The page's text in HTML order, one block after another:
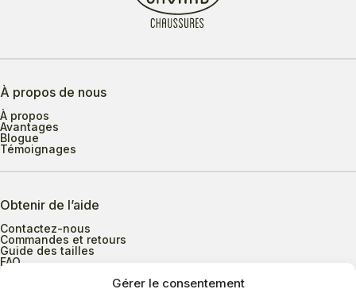
Gérer le consentement
À propos de nous
À propos
Avantages
Blogue
Témoignages
Obtenir de l’aide
Contactez-nous
Commandes et retours
Guide des tailles
FAQ